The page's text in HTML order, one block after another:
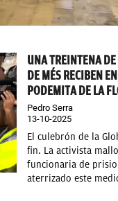
UNA TREINTENA
DE MÉS RECIBEN
PODEMITA DE LA
Pedro Serra
13-10-2025
El culebrón de la
fin. La activista
funcionaria de
aterrizado este